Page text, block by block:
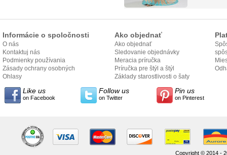
Informácie o spoločnosti
O nás
Kontaktuj nás
Podmienky používania
Zásady ochrany osobných
údajov
Ohlasy
Ako objednať
Ako objednať
Sledovanie objednávky
Meracia príručka
Príručka pre štýl a štýl
Základy starostlivosti o šaty
Like us
on Facebook
Follow us
on Twitter
Pin us
on Pinterest
Copyright © 2014 -